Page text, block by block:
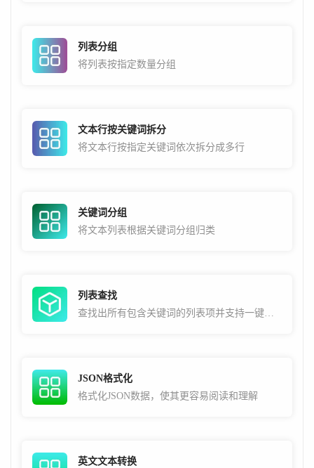
列表分组
将列表按指定数量分组
文本行按关键词拆分
将文本行按指定关键词依次拆分成多行
关键词分组
将文本列表根据关键词分组归类
列表查找
查找出所有包含关键词的列表项并支持一键复制
JSON格式化
格式化JSON数据，使其更容易阅读和理解
英文文本转换